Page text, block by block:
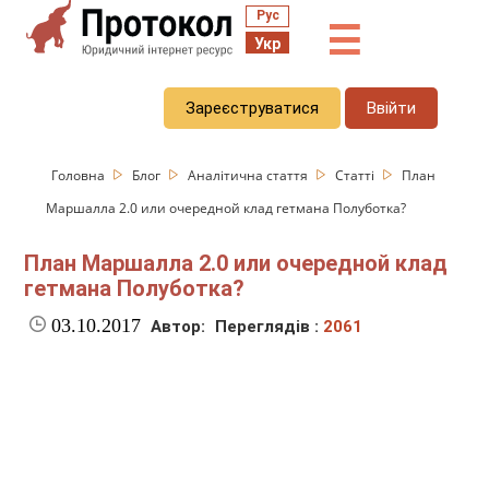
Рус
Укр ☰
Зареєструватися Ввійти
Головна Блог Аналітична стаття Статті
План
Маршалла 2.0 или очередной клад гетмана Полуботка?
План Маршалла 2.0 или очередной клад
гетмана Полуботка?
03.10.2017 Автор: Переглядів : 2061